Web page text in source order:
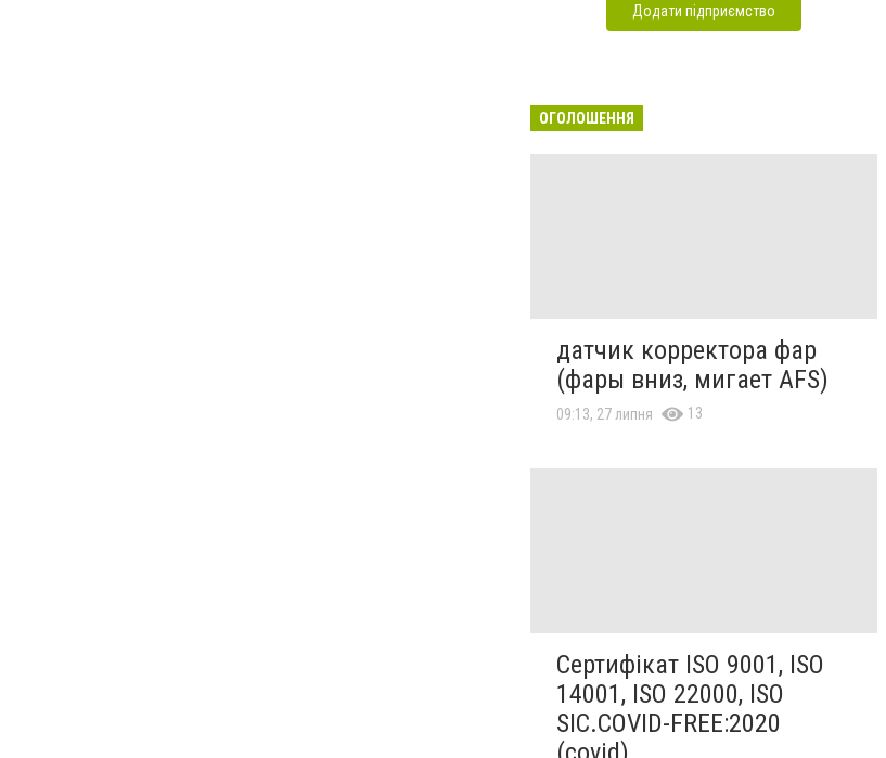
Додати підприємство
ОГОЛОШЕННЯ
датчик корректора фар
(фары вниз, мигает AFS)
09:13, 27 липня 13
Сертифікат ISO 9001, ISO
14001, ISO 22000, ISO
SIC.COVID-FREE:2020